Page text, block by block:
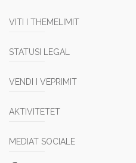
VITI I THEMELIMIT
STATUSI LEGAL
VENDI I VEPRIMIT
AKTIVITETET
MEDIAT SOCIALE